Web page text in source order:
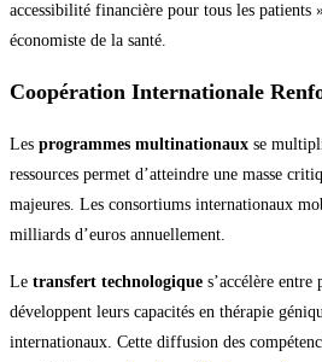
accessibilité financière pour tous les
économiste de la santé.
Coopération Internationale
Les programmes multinationaux se
ressources permet d’atteindre une masse
majeures. Les consortiums internationaux
milliards d’euros annuellement.
Le transfert technologique s’accélère entre
développent leurs capacités en thérapie
internationaux. Cette diffusion des